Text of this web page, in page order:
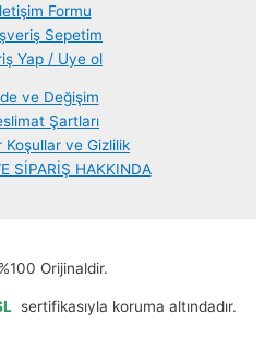
Formu
Sepetim
Yap / Uye ol
ve Değişim
Şartları
Koşullar ve Gizlilik
SİPARİŞ HAKKINDA
Orijinaldir.
sertifikasıyla koruma altındadır.